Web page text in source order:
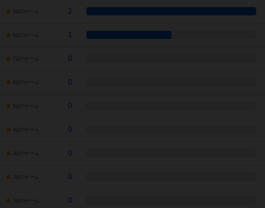
9点のゲーム 2
8点のゲーム 1
7点のゲーム 0
6点のゲーム 0
5点のゲーム 0
4点のゲーム 0
3点のゲーム 0
2点のゲーム 0
1点のゲーム 0